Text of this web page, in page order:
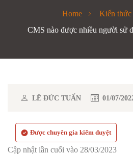
Home
Kiến thức
CMS nào được nhiều người sử
LÊ ĐỨC TUẤN 01/07/
Được chuyên gia kiểm duyệt
Cập nhật lần cuối vào 28/03/2023